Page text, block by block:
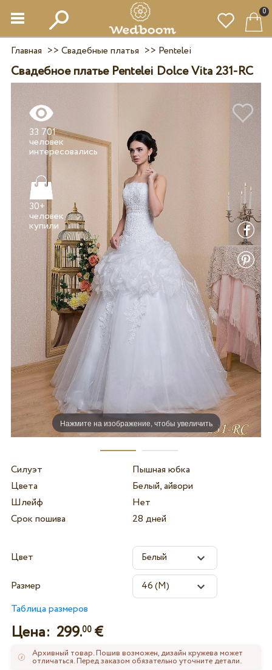
0
Главная >> Свадебные платья >> Pentelei
Свадебное платье Pentelei Dolce Vita 231-RC
Нажмите на изображение, чтобы увеличить
33 701
человек
30+
человек
Силуэт
Пышная юбка
Цвета
Белый, айвори
Шлейф
Нет
Срок пошива
28 дней
Цвет
Размер
Таблица размеров
Цена: 299.00€
Архивный товар. Пошив возможен, дизайн кружева может
отличаться. Перед заказом обязательно уточните детали.